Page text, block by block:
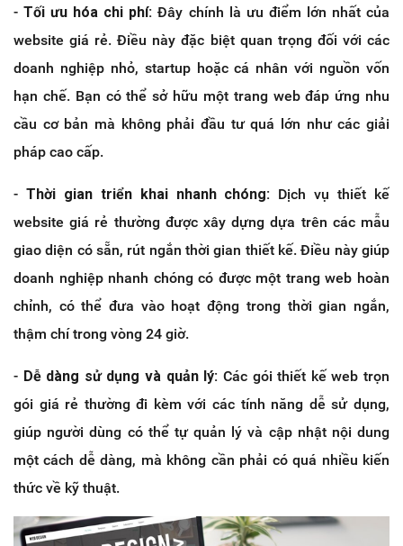
-Tối ưu hóa chi phí:Đây chính là ưu điểm lớn nhất của
website giá rẻ. Điều này đặc biệt quan trọng đối với các
doanh nghiệp nhỏ, startup hoặc cá nhân với nguồn vốn
hạn chế. Bạn có thể sở hữu một trang web đáp ứng nhu
cầu cơ bản mà không phải đầu tư quá lớn như các giải
pháp cao cấp.
- Thời gian triển khai nhanh chóng: Dịch vụ thiết kế
website giá rẻ thường được xây dựng dựa trên các mẫu
giao diện có sẵn, rút ngắn thời gian thiết kế. Điều này giúp
doanh nghiệp nhanh chóng có được một trang web hoàn
chỉnh, có thể đưa vào hoạt động trong thời gian ngắn,
thậm chí trong vòng 24 giờ.
- Dễ dàng sử dụng và quản lý: Các gói thiết kế web trọn
gói giá rẻ thường đi kèm với các tính năng dễ sử dụng,
giúp người dùng có thể tự quản lý và cập nhật nội dung
một cách dễ dàng, mà không cần phải có quá nhiều kiến
thức về kỹ thuật.